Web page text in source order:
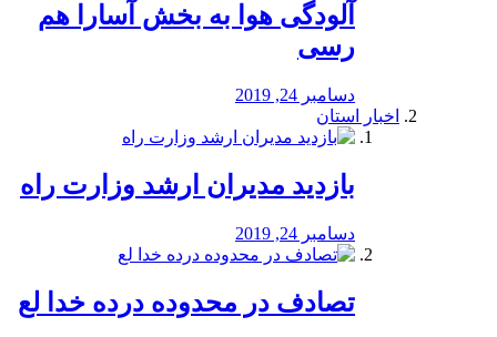
آلودگی هوا به بخش آسارا هم
رسی
دسامبر 24, 2019
اخبار استان
بازدید مدیران ارشد وزارت راه
دسامبر 24, 2019
تصادف در محدوده درده خدا لع